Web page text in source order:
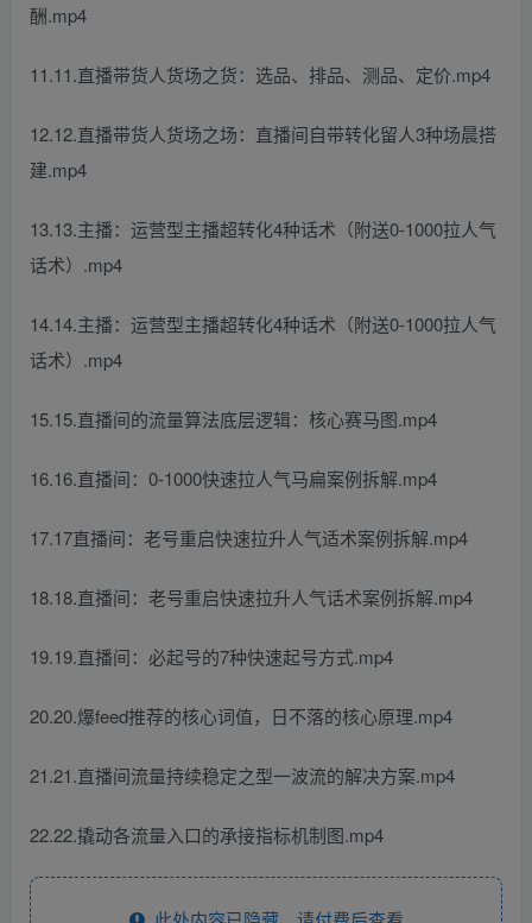
酬.mp4
11.11.直播带货人货场之货：选品、排品、测品、定价.mp4
12.12.直播带货人货场之场：直播间自带转化留人3种场晨搭
建.mp4
13.13.主播：运营型主播超转化4种话术（附送0-1000拉人气
话术）.mp4
14.14.主播：运营型主播超转化4种话术（附送0-1000拉人气
话术）.mp4
15.15.直播间的流量算法底层逻辑：核心赛马图.mp4
16.16.直播间：0-1000快速拉人气马扁案例拆解.mp4
17.17直播间：老号重启快速拉升人气适术案例拆解.mp4
18.18.直播间：老号重启快速拉升人气话术案例拆解.mp4
19.19.直播间：必起号的7种快速起号方式.mp4
20.20.爆feed推荐的核心词值，日不落的核心原理.mp4
21.21.直播间流量持续稳定之型一波流的解决方案.mp4
22.22.撬动各流量入口的承接指标机制图.mp4